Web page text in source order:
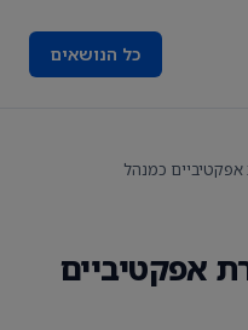
כל הנושאים
אפקטיביים כמנהל
אפקטיביים